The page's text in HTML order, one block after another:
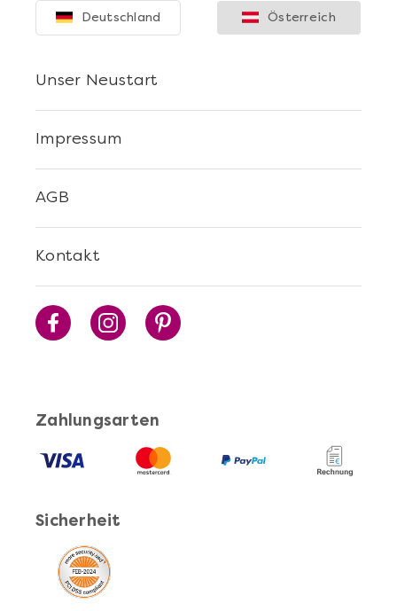
Pasta Selber Machen - DIY-Set
Zahlungsarten
Sicherheit
Kontakt
AGB
Impressum
Unser Neustart
Deutschland Österreich